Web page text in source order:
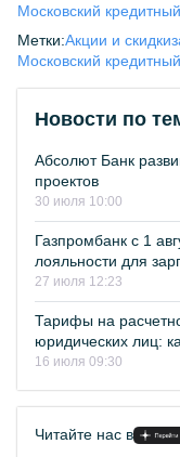
Московский
Метки:Акции и скидки
Московский
Новости по
Абсолют Банк
проектов
30 июля 10:00
Газпромбанк с 1
лояльности для
27 июля 12:23
Тарифы на
юридических лиц:
16 июля 09:30
Читайте нас в